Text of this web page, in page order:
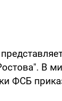
В
ФСБ